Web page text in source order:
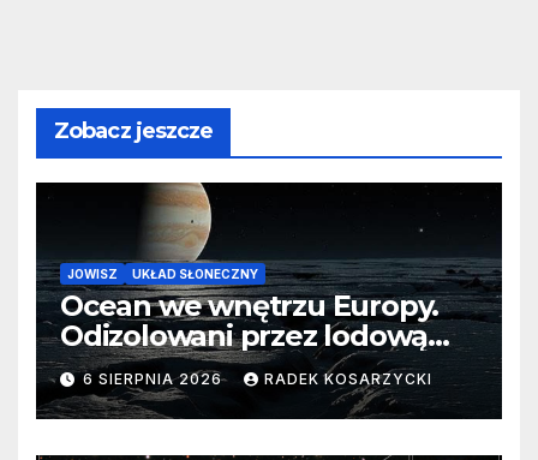
Zobacz jeszcze
JOWISZ UKŁAD SŁONECZNY
Ocean we wnętrzu Europy.
Odizolowani przez lodową
barierę
6 SIERPNIA 2026 RADEK KOSARZYCKI